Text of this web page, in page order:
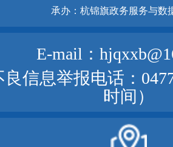
承办：杭锦旗政务服务与数
E-mail：
良信息举报电话：
时间）